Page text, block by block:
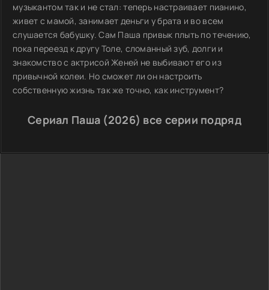
музыкантом так и не стал: теперь настраивает пианино,
живет с мамой, занимает деньги у брата и во всем
слушается бабушку. Сам Паша привык плыть по течению,
пока переезд к другу Толе, сломанный зуб, долги и
знакомство с актрисой Женей не выбивают его из
привычной колеи. Но сможет ли он настроить
собственную жизнь так же точно, как инструмент?
Сериал Паша (2026) все серии подряд